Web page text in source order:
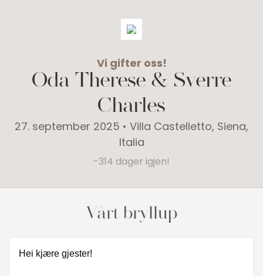
Vi gifter oss!
Oda Therese & Sverre
Charles
27. september 2025 • Villa Castelletto, Siena,
Italia
-314 dager igjen!
Vårt bryllup
Hei kjære gjester!